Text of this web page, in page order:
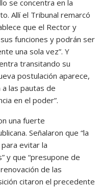
se concentra en la
Allí el Tribunal remarcó
que el Rector y
funciones y podrán ser
una sola vez”. Y
transitando su
postulación aparece,
las pautas de
en el poder”.
una fuerte
Señalaron que “la
evitar la
y que “presupone de
de las
citaron el precedente